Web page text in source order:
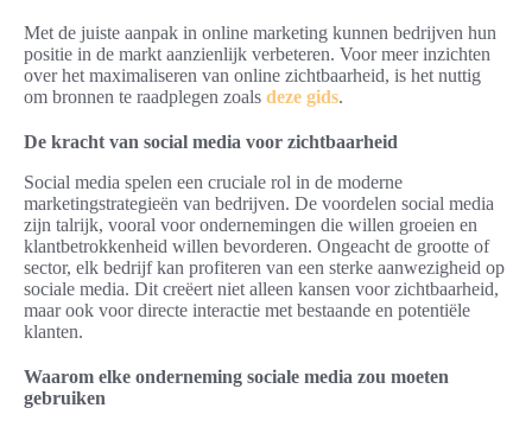
Met de juiste aanpak in online marketing kunnen bedrijven hun
positie in de markt aanzienlijk verbeteren. Voor meer inzichten
over het maximaliseren van online zichtbaarheid, is het nuttig
om bronnen te raadplegen zoals deze gids.
De kracht van social media voor zichtbaarheid
Social media spelen een cruciale rol in de moderne
marketingstrategieën van bedrijven. De voordelen social media
zijn talrijk, vooral voor ondernemingen die willen groeien en
klantbetrokkenheid willen bevorderen. Ongeacht de grootte of
sector, elk bedrijf kan profiteren van een sterke aanwezigheid op
sociale media. Dit creëert niet alleen kansen voor zichtbaarheid,
maar ook voor directe interactie met bestaande en potentiële
klanten.
Waarom elke onderneming sociale media zou moeten
gebruiken